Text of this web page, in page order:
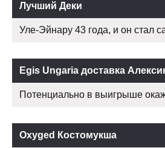
Лучший Деки
Уле-Эйнару 43 года, и он стал
Egis Ungaria доставка
Потенциально в выигрыше
Oxyged Костомукша